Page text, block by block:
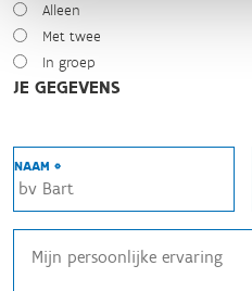
Alleen
Met twee
In groep
JE GEGEVENS
NAAM *